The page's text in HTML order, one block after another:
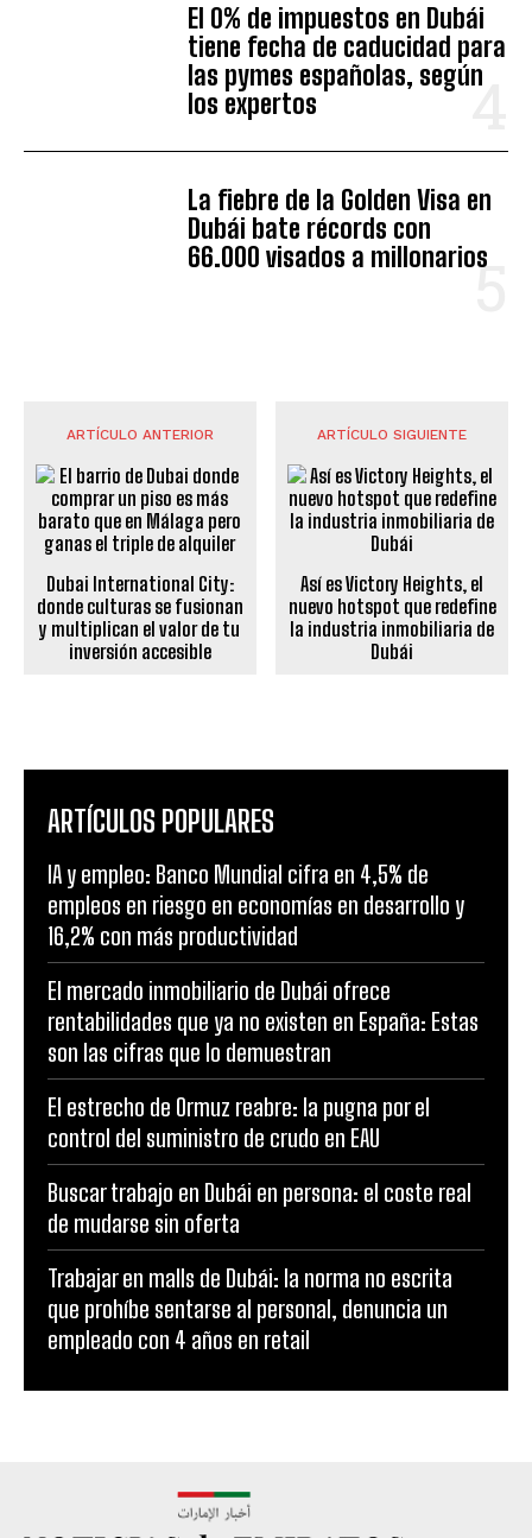
El 0% de impuestos en Dubái
tiene fecha de caducidad para
las pymes españolas, según
los expertos
La fiebre de la Golden Visa en
Dubái bate récords con
66.000 visados a millonarios
ARTÍCULO ANTERIOR
Dubai International City:
donde culturas se fusionan
y multiplican el valor de tu
inversión accesible
ARTÍCULO SIGUIENTE
Así es Victory Heights, el
nuevo hotspot que redefine
la industria inmobiliaria de
Dubái
ARTÍCULOS POPULARES
IA y empleo: Banco Mundial cifra en 4,5% de
empleos en riesgo en economías en desarrollo y
16,2% con más productividad
El mercado inmobiliario de Dubái ofrece
rentabilidades que ya no existen en España: Estas
son las cifras que lo demuestran
El estrecho de Ormuz reabre: la pugna por el
control del suministro de crudo en EAU
Buscar trabajo en Dubái en persona: el coste real
de mudarse sin oferta
Trabajar en malls de Dubái: la norma no escrita
que prohíbe sentarse al personal, denuncia un
empleado con 4 años en retail